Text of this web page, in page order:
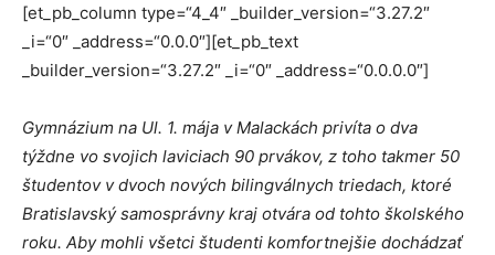
[et_pb_column type=“4_4″ _builder_version=“3.27.2″
_i=“0″ _address=“0.0.0″][et_pb_text
_builder_version=“3.27.2″ _i=“0″ _address=“0.0.0.0″]
Gymnázium na Ul. 1. mája v Malackách privíta o dva
týždne vo svojich laviciach 90 prvákov, z toho takmer 50
študentov v dvoch nových bilingválnych triedach, ktoré
Bratislavský samosprávny kraj otvára od tohto školského
roku. Aby mohli všetci študenti komfortnejšie dochádzať